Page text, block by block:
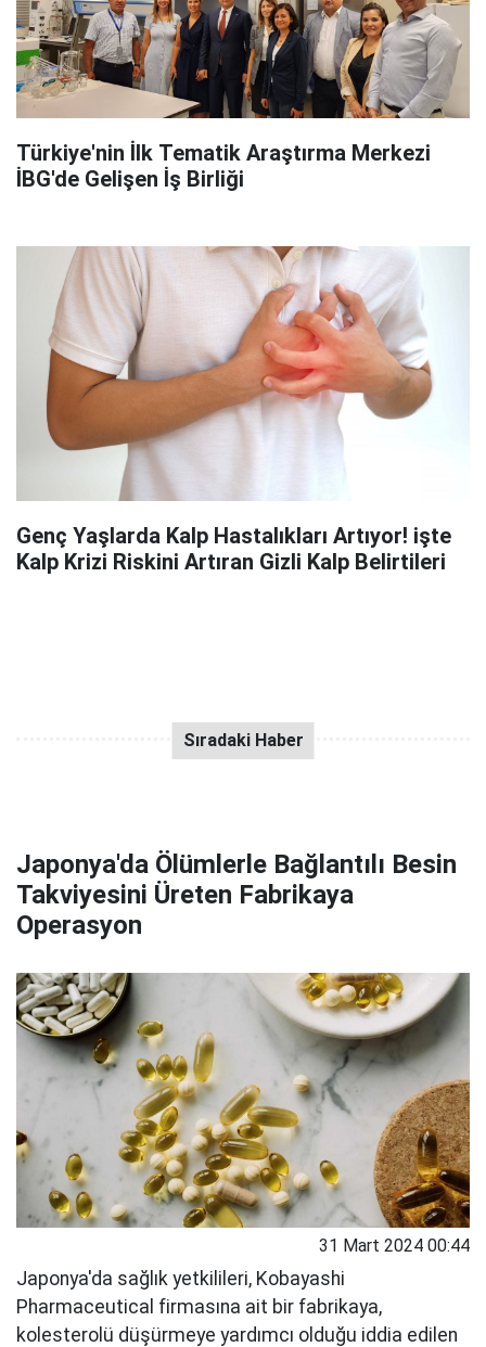
Türkiye'nin İlk Tematik Araştırma Merkezi
İBG'de Gelişen İş Birliği
Genç Yaşlarda Kalp Hastalıkları Artıyor! işte
Kalp Krizi Riskini Artıran Gizli Kalp Belirtileri
Japonya'da Ölümlerle Bağlantılı Besin
Takviyesini Üreten Fabrikaya
Operasyon
31 Mart 2024 00:44
Japonya'da sağlık yetkilileri, Kobayashi
Pharmaceutical firmasına ait bir fabrikaya,
kolesterolü düşürmeye yardımcı olduğu iddia edilen